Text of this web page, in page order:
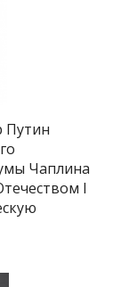
Путин
Чаплина
I